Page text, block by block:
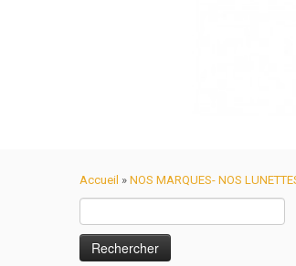
Accueil » NOS MARQUES- NOS